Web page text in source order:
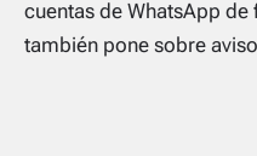
cuentas de WhatsApp
también pone sobre